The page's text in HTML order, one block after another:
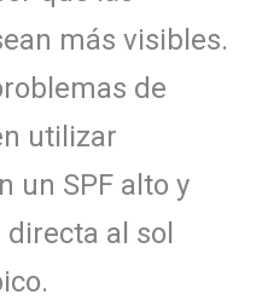
más visibles.
de
utilizar
un SPF alto y
al sol